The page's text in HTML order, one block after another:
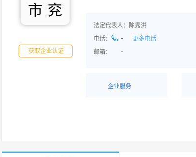
市 兖
获取企业认证
法定代表人：陈秀洪
电话： - 更多电话
邮箱： -
企业服务